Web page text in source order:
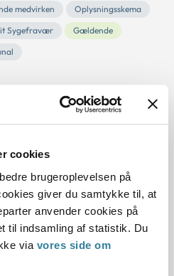
cookies
brugeroplevelsen på
giver du samtykke til, at
anvender cookies på
til indsamling af statistik. Du
via vores side om
medvirken
Oplysningsskema
Sygefravær
Gældende
den digitale
til at aflevere
for...
25-
Bortfald